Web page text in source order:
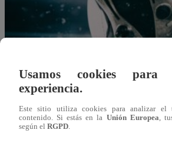
Usamos cookies
experiencia.
Este sitio utiliza cookies para analizar el
contenido. Si estás en la Unión Europea ,
según el RGPD